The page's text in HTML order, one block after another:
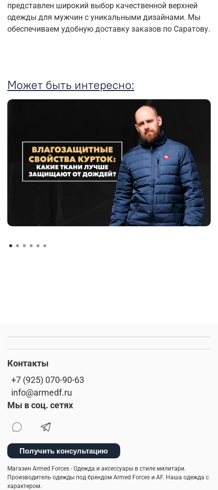
представлен широкий выбор качественной верхней
одежды для мужчин с уникальными дизайнами. Мы
обеспечиваем удобную доставку заказов по Саратову.
Может быть интересно:
Контакты
+7 (925) 070-90-63
info@armedf.ru
Мы в соц. сетях
Получить консультацию
Магазин Armed Forces - Одежда и аксессуары в стиле милитари.
Производитель одежды под брендом Armed Forces и AF. Наша одежда с
характером.